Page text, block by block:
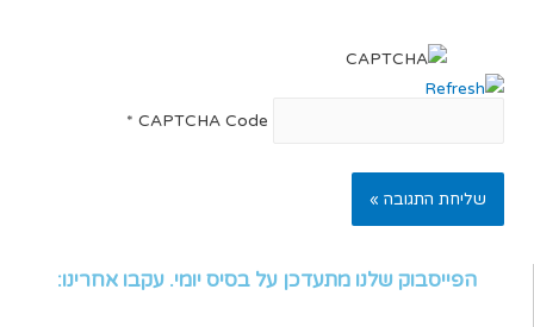
CAPTCHA Code
*
הפייסבוק שלנו מתעדכן על בסיס יומי. עקבו אחרינו: